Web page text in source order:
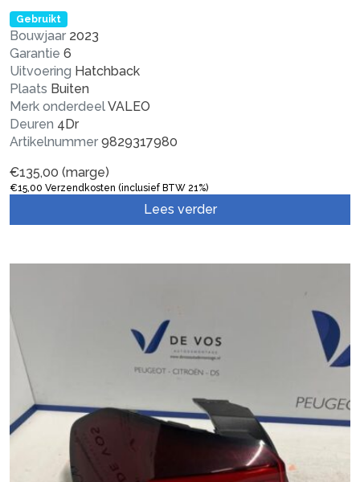
Gebruikt
Bouwjaar 2023
Garantie 6
Uitvoering Hatchback
Plaats Buiten
Merk onderdeelVALEO
Deuren 4Dr
Artikelnummer 9829317980
€135,00 (marge)
€15,00 Verzendkosten (inclusief BTW 21%)
Lees verder